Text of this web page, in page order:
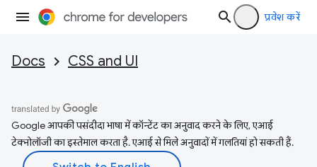
प्रवेश करें
Docs CSS and UI
Google आपकी पसंदीदा भाषा में कॉन्टेंट का अनुवाद करने के लिए, एआई
टेक्नोलॉजी का इस्तेमाल करता है. एआई से मिले अनुवादों में गलतियां हो सकती हैं.